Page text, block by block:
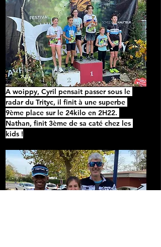
A woippy, Cyril pensait passer sous le
radar du Trityc, il finit à une superbe
9ème place sur le 24kilo en 2H22.
Nathan, finit 3ème de sa caté chez les
kids !